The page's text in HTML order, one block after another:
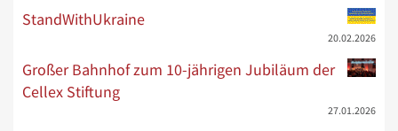
StandWithUkraine
20.02.2026
Großer Bahnhof zum 10-jährigen Jubiläum der
Cellex Stiftung
27.01.2026